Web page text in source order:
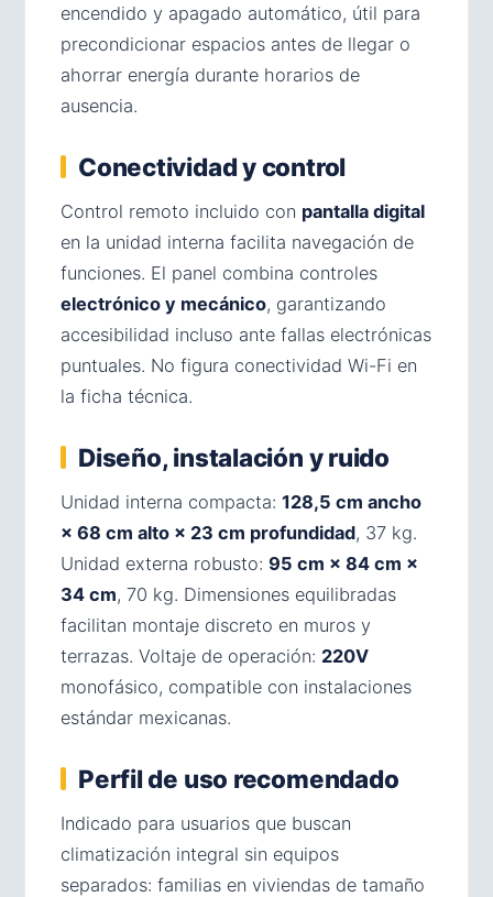
encendido y apagado automático, útil para
precondicionar espacios antes de llegar o
ahorrar energía durante horarios de
ausencia.
Conectividad y control
Control remoto incluido con pantalla digital
en la unidad interna facilita navegación de
funciones. El panel combina controles
electrónico y mecánico, garantizando
accesibilidad incluso ante fallas electrónicas
puntuales. No figura conectividad Wi-Fi en
la ficha técnica.
Diseño, instalación y ruido
Unidad interna compacta: 128,5 cm ancho
× 68 cm alto × 23 cm profundidad, 37 kg.
Unidad externa robusto: 95 cm × 84 cm ×
34 cm, 70 kg. Dimensiones equilibradas
facilitan montaje discreto en muros y
terrazas. Voltaje de operación: 220V
monofásico, compatible con instalaciones
estándar mexicanas.
Perfil de uso recomendado
Indicado para usuarios que buscan
climatización integral sin equipos
separados: familias en viviendas de tamaño